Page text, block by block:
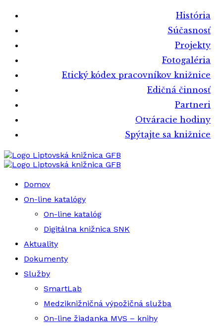
História
Súčasnosť
Projekty
Fotogaléria
Etický kódex pracovníkov knižnice
Edičná činnosť
Partneri
Otváracie hodiny
Spýtajte sa knižnice
Liptovská knižnica GFB
Liptovská knižnica GFB
Domov
On-line katalógy
On-line katalóg
Digitálna knižnica SNK
Aktuality
Dokumenty
Služby
SmartLab
Medziknižničná výpožičná služba
On-line žiadanka MVS – knihy